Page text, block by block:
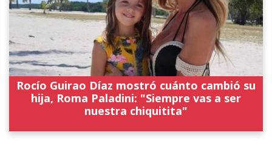
Rocío Guirao Díaz mostró cuánto cambió su
hija, Roma Paladini: "Siempre vas a ser
nuestra chiquitita"